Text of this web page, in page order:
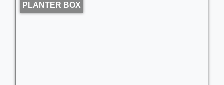
PLANTER BOX